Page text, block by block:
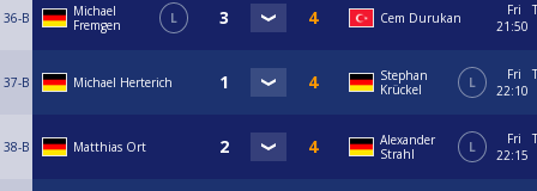
36-B
Michael
Fremgen
L Cem Durukan
Fri
21:50
37-B Michael Herterich
Stephan
Krückel
L
Fri
22:10
38-B Matthias Ort
Alexander
Strahl
L
Fri
22:15